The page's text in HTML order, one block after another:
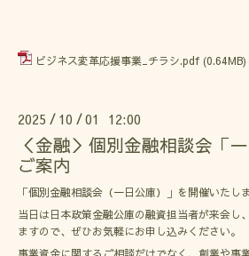
ビジネス変革応援事業_チラシ.pdf (0.64MB)
2025 / 10 /01 12:00
＜金融＞個別金融相談会「
ご案内
「個別金融相談会（一日公庫）」を開催いたしま
当日は日本政策金融公庫の融資担当者が来会し
ますので、ぜひお気軽にお申し込みください。
事業資金に関するご相談だけでなく、創業や事